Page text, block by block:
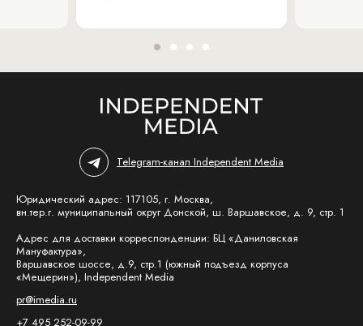
Telegram-канал Independent Media
Юридический адрес: 117105, г. Москва,
вн.тер.г. муниципальный округ Донской, ш. Варшавское, д. 9, стр. 1
Адрес для доставки корреспонденции: БЦ «Даниловская
Мануфактура»,
Варшавское шоссе, д.9, стр.1 (южный подъезд корпуса
«Мещерин»), Independent Media
pr@imedia.ru
+7 495 252-09-99